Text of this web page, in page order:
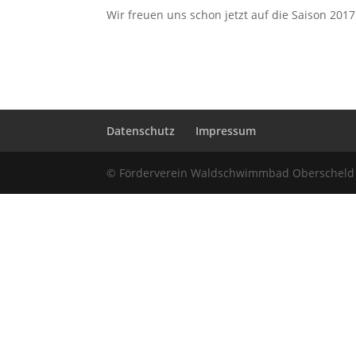
Wir freuen uns schon jetzt auf die Saison
Datenschutz Impressum
© Förderverein Waldschwimmbad Oberscheld